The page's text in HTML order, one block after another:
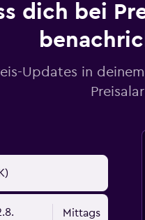
dich bei
Updates in
Mittags